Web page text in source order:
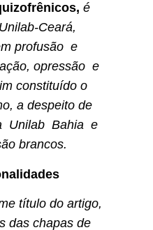
é
Ceará,
profusão e
opressão e
constituído o
a despeito de
Unilab Bahia e
brancos.
título do artigo,
das chapas de